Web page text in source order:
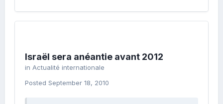
Israël sera anéantie avant 2012
in Actualité internationale
Posted September 18, 2010